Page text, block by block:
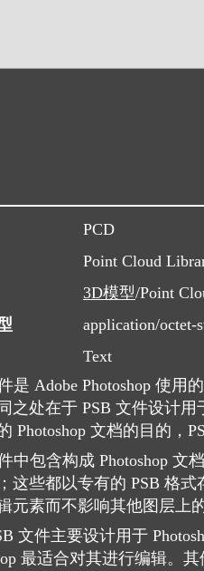
PCD
Point Cloud
3D模型/Point
application/octet-
Text
是 Adob​​e Photoshop 使用
之处在于 PSB 文件设计
Photoshop 文档的目的，
中包含构成 Photoshop 文
这些都以专有的 PSB 格
元素而不影响其他图层上的
文件主要设计用于
最适合对其进行编辑。